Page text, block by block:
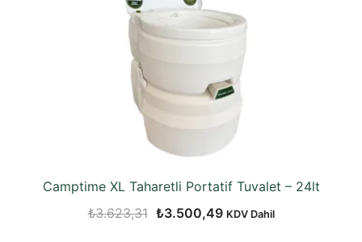
Camptime XL Taharetli Portatif Tuvalet – 24lt
₺3.623,31 Orijinal
₺3.500,49Şu
KDV Dahil